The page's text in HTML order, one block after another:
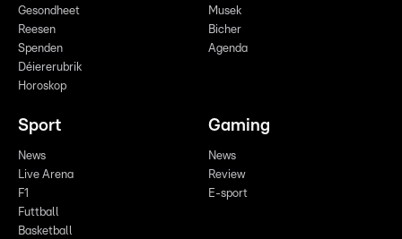
Gesondheet
Reesen
Spenden
Déiererubrik
Horoskop
Musek
Bicher
Agenda
Sport
News
Live Arena
F1
Futtball
Basketball
Gaming
News
Review
E-sport